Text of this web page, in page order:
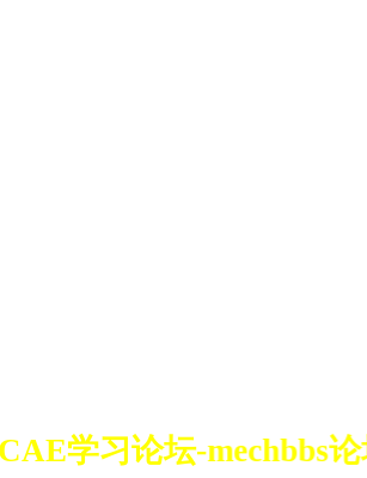
习论坛-mechbbs论